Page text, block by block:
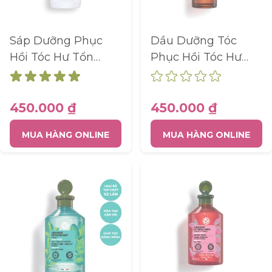
Sáp Dưỡng Phục
Hồi Tóc Hư Tổn
Repair Botanical
Jojoba Oil Tube
150Ml
450.000 ₫
MUA HÀNG ONLINE
Dầu Dưỡng Tóc
Phục Hồi Tóc Hư
Tổn Repair
450.000 ₫
MUA HÀNG ONLINE
dụng trang web mà không nhận dạng
Thông số sản phẩm